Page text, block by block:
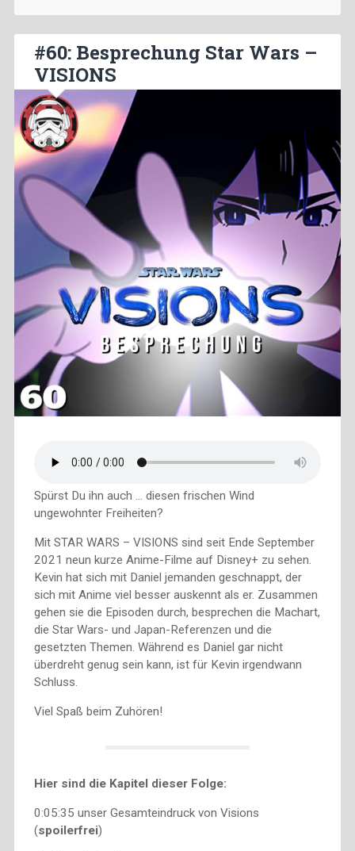
#60: Besprechung Star Wars –
VISIONS
Spürst Du ihn auch … diesen frischen Wind
ungewohnter Freiheiten?
Mit STAR WARS – VISIONS sind seit Ende September
2021 neun kurze Anime-Filme auf Disney+ zu sehen.
Kevin hat sich mit Daniel jemanden geschnappt, der
sich mit Anime viel besser auskennt als er. Zusammen
gehen sie die Episoden durch, besprechen die Machart,
die Star Wars- und Japan-Referenzen und die
gesetzten Themen. Während es Daniel gar nicht
überdreht genug sein kann, ist für Kevin irgendwann
Schluss.
Viel Spaß beim Zuhören!
Hier sind die Kapitel dieser Folge:
0:05:35 unser Gesamteindruck von Visions
(spoilerfrei)